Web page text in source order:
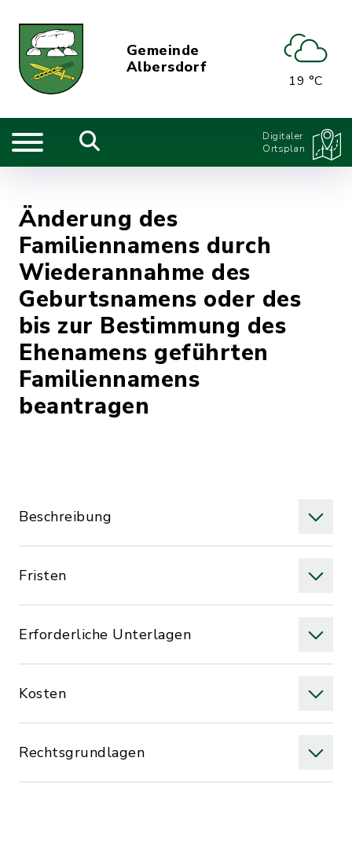
Gemeinde
Albersdorf
19 °C
Digitaler
Ortsplan
Änderung des
Familiennamens durch
Wiederannahme des
Geburtsnamens oder des
bis zur Bestimmung des
Ehenamens geführten
Familiennamens
beantragen
Beschreibung
Fristen
Erforderliche Unterlagen
Kosten
Rechtsgrundlagen